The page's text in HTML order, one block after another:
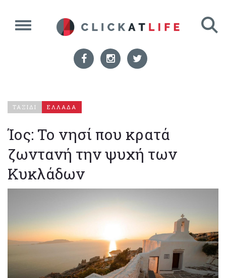
ΤΑΞΙΔΙ ΕΛΛΑΔΑ
Ίος: Το νησί που κρατά
ζωντανή την ψυχή των
Κυκλάδων